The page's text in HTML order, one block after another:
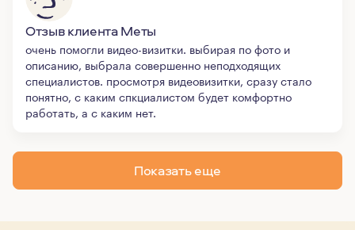
Отзыв клиента Меты
очень помогли видео-визитки. выбирая по фото и
описанию, выбрала совершенно неподходящих
специалистов. просмотря видеовизитки, сразу стало
понятно, с каким спкциалистом будет комфортно
работать, а с каким нет.
Показать еще